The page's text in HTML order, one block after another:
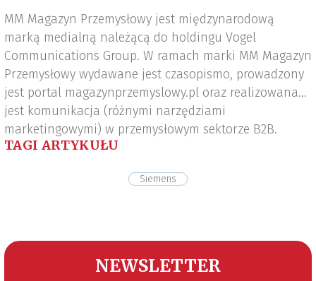
MM Magazyn Przemysłowy jest międzynarodową
marką medialną należącą do holdingu Vogel
Communications Group. W ramach marki MM Magazyn
Przemysłowy wydawane jest czasopismo, prowadzony
jest portal magazynprzemyslowy.pl oraz realizowana
jest komunikacja (różnymi narzędziami
marketingowymi) w przemysłowym sektorze B2B.
TAGI ARTYKUŁU
Siemens
NEWSLETTER